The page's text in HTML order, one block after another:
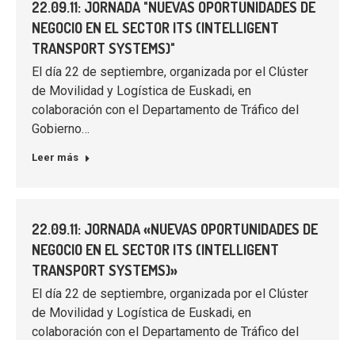
22.09.11: JORNADA "NUEVAS OPORTUNIDADES DE
NEGOCIO EN EL SECTOR ITS (INTELLIGENT
TRANSPORT SYSTEMS)"
El día 22 de septiembre, organizada por el Clúster
de Movilidad y Logística de Euskadi, en
colaboración con el Departamento de Tráfico del
Gobierno…
Leer más
22.09.11: JORNADA «NUEVAS OPORTUNIDADES DE
NEGOCIO EN EL SECTOR ITS (INTELLIGENT
TRANSPORT SYSTEMS)»
El día 22 de septiembre, organizada por el Clúster
de Movilidad y Logística de Euskadi, en
colaboración con el Departamento de Tráfico del